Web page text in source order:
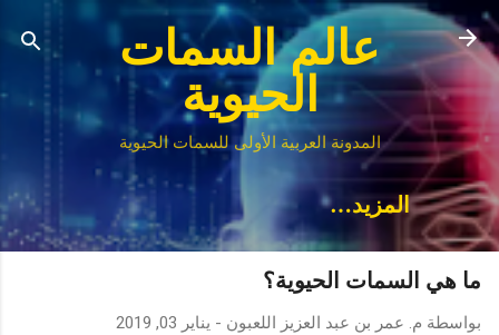
التخطي إلى المحتوى الرئيسي
عالم السمات
الحيوية
المدونة العربية الأولى للسمات الحيوية
‏المزيد…
ما هي السمات الحيوية؟
بواسطة م. عمر بن عبد العزيز اللعبون - يناير 03, 2019